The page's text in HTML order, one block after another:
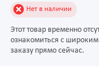
Нет в наличии
Этот товар временно
ознакомиться с широким
заказу прямо сейчас.